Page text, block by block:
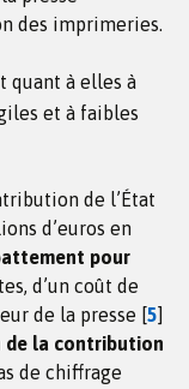
des imprimeries.
quant à elles à
et à faibles
de l’État
d’euros en
pour
d’un coût de
de la presse [5]
de la contribution
de chiffrage